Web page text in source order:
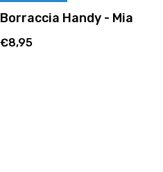
Borraccia Super Eroe -
Camilla